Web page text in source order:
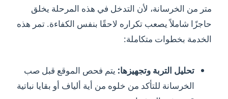
متر من الخرسانة، لأن التدخل في هذه المرحلة يخلق
حاجزًا شاملاً يصعب تكراره لاحقًا بنفس الكفاءة. تمر هذه
الخدمة بخطوات متكاملة:
تحليل التربة وتجهيزها: يتم فحص الموقع قبل صب
الخرسانة للتأكد من خلوه من أية ألياف أو بقايا نباتية